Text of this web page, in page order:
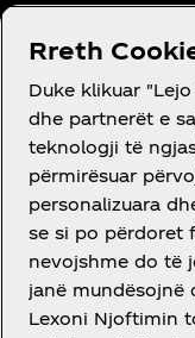
RRETH NESH
DO NDIHMË?
Rreth
Duke klikuar
dhe partnerët e
teknologji të
përmirësuar
personalizuara
se si po përdoret
nevojshme do të
janë mundësojnë
Lexoni Njoftimin